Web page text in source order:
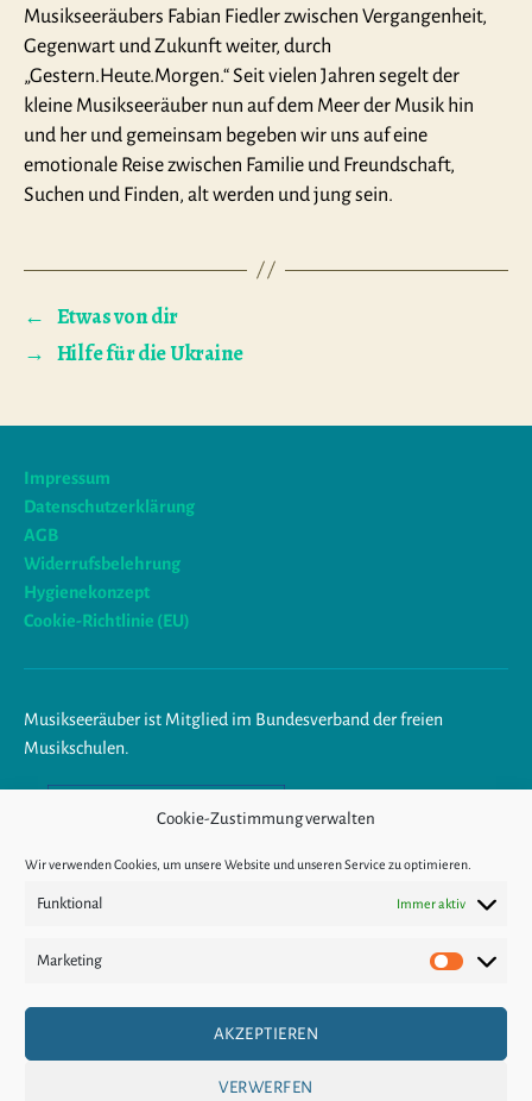
Cookie-Zustimmung verwalten
Wir verwenden Cookies, um unsere Website und unseren Service zu optimieren.
Funktional Immer aktiv
Marketing
AKZEPTIEREN
VERWERFEN
Musikseeräubers Fabian Fiedler zwischen Vergangenheit,
Gegenwart und Zukunft weiter, durch
„Gestern.Heute.Morgen.“ Seit vielen Jahren segelt der
kleine Musikseeräuber nun auf dem Meer der Musik hin
und her und gemeinsam begeben wir uns auf eine
emotionale Reise zwischen Familie und Freundschaft,
Suchen und Finden, alt werden und jung sein.
← Etwas von dir
→ Hilfe für die Ukraine
Impressum
Datenschutzerklärung
AGB
Widerrufsbelehrung
Hygienekonzept
Cookie-Richtlinie (EU)
Musikseeräuber ist Mitglied im Bundesverband der freien
Musikschulen.
Am Ende trägst du Musik im
KÜNDIGUNG